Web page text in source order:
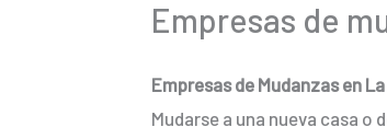
Empresas de
Empresas de Mudanzas en
Mudarse a una nueva casa